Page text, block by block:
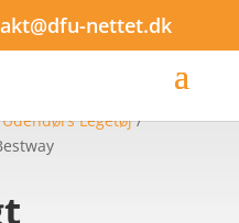
nettet.dk
Udendørs Legetøj/